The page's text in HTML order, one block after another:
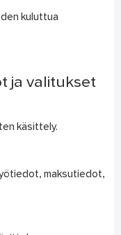
kuluttua
ja valitukset
käsittely.
maksutiedot,